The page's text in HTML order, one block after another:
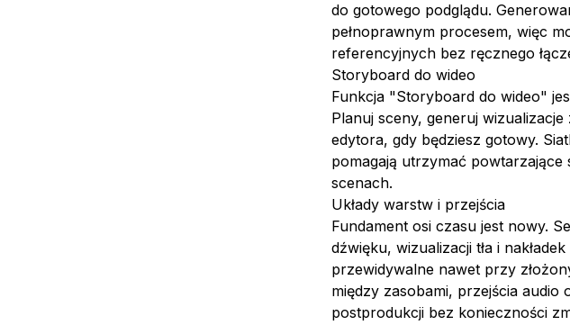
do gotowego podglądu.
pełnoprawnym procesem, więc
referencyjnych bez ręcznego
Storyboard do wideo
Funkcja "Storyboard do wideo"
Planuj sceny, generuj
edytora, gdy będziesz gotowy.
pomagają utrzymać
scenach.
Układy warstw i przejścia
Fundament osi czasu jest nowy.
dźwięku, wizualizacji tła i
przewidywalne nawet przy
między zasobami, przejścia
postprodukcji bez konieczności